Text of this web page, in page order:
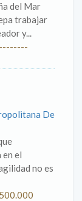
del Mar
trabajar
y...
De
el
no es